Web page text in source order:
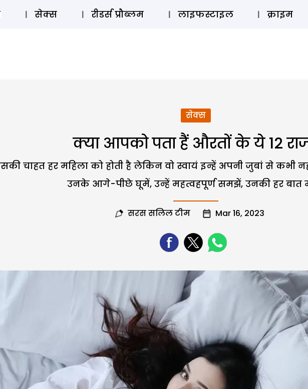
ऑडियो
सेक्स रीडर्स प्रौब्लम लाइफस्टाइल क्राइम
सेक्स
क्या आपको पता हैं औरतों के ये 12
चाहत हर महिला को होती है लेकिन वो स्वायं इन्हें अपनी जुबां से कभी
उनके आगे-पीछे घूमें, उन्हें महत्वहपूर्ण समझें, उनकी हर बात
सरस सलिल टीम Mar 16, 2023